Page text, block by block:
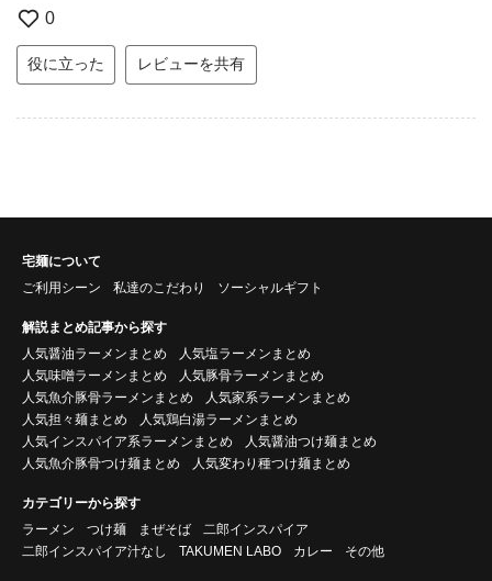
0
役に立った レビューを共有
宅麺について
ご利用シーン
私達のこだわり ソーシャルギフト
解説まとめ記事から探す
人気醤油ラーメンまとめ
人気塩ラーメンまとめ
人気味噌ラーメンまとめ
人気豚骨ラーメンまとめ
人気魚介豚骨ラーメンまとめ
人気家系ラーメンまとめ
人気担々麺まとめ
人気鶏白湯ラーメンまとめ
人気インスパイア系ラーメンまとめ
人気醤油つけ麺まとめ
人気魚介豚骨つけ麺まとめ
人気変わり種つけ麺まとめ
カテゴリーから探す
ラーメン
つけ麺 まぜそば
二郎インスパイア
二郎インスパイア汁なし
TAKUMEN LABO カレー その他